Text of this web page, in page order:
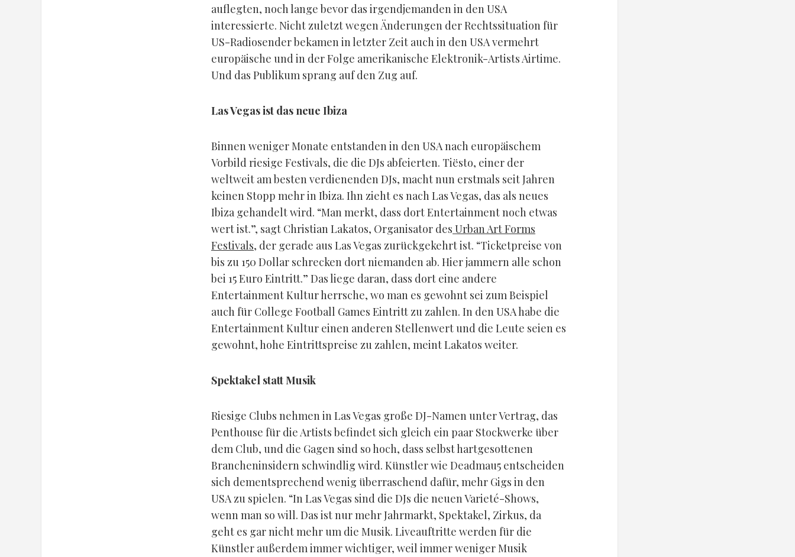
auflegten, noch lange bevor das irgendjemanden in den USA
interessierte. Nicht zuletzt wegen Änderungen der Rechtssituation für
US-Radiosender bekamen in letzter Zeit auch in den USA vermehrt
europäische und in der Folge amerikanische Elektronik-Artists Airtime.
Und das Publikum sprang auf den Zug auf.
Las Vegas ist das neue Ibiza
Binnen weniger Monate entstanden in den USA nach europäischem
Vorbild riesige Festivals, die die DJs abfeierten. Tiësto, einer der
weltweit am besten verdienenden DJs, macht nun erstmals seit Jahren
keinen Stopp mehr in Ibiza. Ihn zieht es nach Las Vegas, das als neues
Ibiza gehandelt wird. “Man merkt, dass dort Entertainment noch etwas
wert ist.”, sagt Christian Lakatos, Organisator des Urban Art Forms
Festivals, der gerade aus Las Vegas zurückgekehrt ist. “Ticketpreise von
bis zu 150 Dollar schrecken dort niemanden ab. Hier jammern alle schon
bei 15 Euro Eintritt.” Das liege daran, dass dort eine andere
Entertainment Kultur herrsche, wo man es gewohnt sei zum Beispiel
auch für College Football Games Eintritt zu zahlen. In den USA habe die
Entertainment Kultur einen anderen Stellenwert und die Leute seien es
gewohnt, hohe Eintrittspreise zu zahlen, meint Lakatos weiter.
Spektakel statt Musik
Riesige Clubs nehmen in Las Vegas große DJ-Namen unter Vertrag, das
Penthouse für die Artists befindet sich gleich ein paar Stockwerke über
dem Club, und die Gagen sind so hoch, dass selbst hartgesottenen
Brancheninsidern schwindlig wird. Künstler wie Deadmau5 entscheiden
sich dementsprechend wenig überraschend dafür, mehr Gigs in den
USA zu spielen. “In Las Vegas sind die DJs die neuen Varieté-Shows,
wenn man so will. Das ist nur mehr Jahrmarkt, Spektakel, Zirkus, da
geht es gar nicht mehr um die Musik. Liveauftritte werden für die
Künstler außerdem immer wichtiger, weil immer weniger Musik